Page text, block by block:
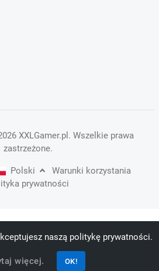
XXLGamer.pl . Wszelkie prawa
zastrzeżone.
Polski
Warunki korzystania
prywatności
naszą politykę prywatności.
więcej. OK!